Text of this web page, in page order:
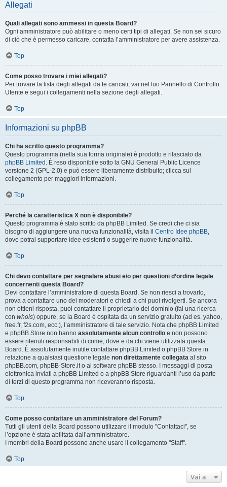
Allegati
Quali allegati sono ammessi in questa Board?
Ogni amministratore può abilitare o meno certi tipi di allegati. Se non sei sicuro
di ciò che è permesso caricare, contatta l’amministratore per avere assistenza.
Top
Come posso trovare i miei allegati?
Per trovare la lista degli allegati da te caricati, vai nel tuo Pannello di Controllo
Utente e segui i collegamenti nella sezione degli allegati.
Top
Informazioni su phpBB
Chi ha scritto questo programma?
Questo programma (nella sua forma originale) è prodotto e rilasciato da
phpBB Limited . È reso disponibile sotto la GNU General Public Licence
versione 2 (GPL-2.0) e può essere liberamente distribuito; clicca sul
collegamento per maggiori informazioni.
Top
Perché la caratteristica X non è disponibile?
Questo programma è stato scritto da phpBB Limited. Se credi che ci sia
bisogno di aggiungere una nuova funzionalità, visita il Centro Idee phpBB,
dove potrai supportare idee esistenti o suggerire nuove funzionalità.
Top
Chi devo contattare per segnalare abusi e/o per questioni d’ordine legale
concernenti questa Board?
Devi contattare l’amministratore di questa Board. Se non riesci a trovarlo,
prova a contattare uno dei moderatori e chiedi a chi puoi rivolgerti. Se ancora
non ottieni risposta, puoi contattare il proprietario del dominio (fai una ricerca
con whois) oppure, se la Board è ospitata da un servizio gratuito (ad es. yahoo,
free.fr, f2s.com, ecc.), l’amministratore di tale servizio. Nota che phpBB Limited
e phpBB Store non hanno assolutamente alcun controllo e non possono
essere ritenuti responsabili di come, dove e da chi viene utilizzata questa
Board. È assolutamente inutile contattare phpBB Limited o phpBB Store in
relazione a qualsiasi questione legale non direttamente collegata al sito
phpBB.com, phpBB-Store.it o al software phpBB stesso. I messaggi di posta
elettronica inviati a phpBB Limited o a phpBB Store riguardanti l’uso da parte
di terzi di questo programma non riceveranno risposta.
Top
Come posso contattare un amministratore del Forum?
Tutti gli utenti della Board possono utilizzare il modulo "Contattaci", se
l’opzione è stata abilitata dall’amministratore.
I membri della Board possono anche usare il collegamento "Staff".
Top
Vai a